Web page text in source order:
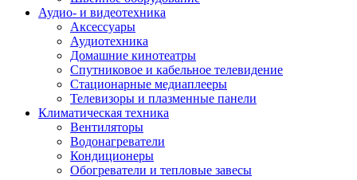
Аудио- и видеотехника
Аксессуары
Аудиотехника
Домашние кинотеатры
Спутниковое и кабельное телевидение
Стационарные медиаплееры
Телевизоры и плазменные панели
Климатическая техника
Вентиляторы
Водонагреватели
Кондиционеры
Обогреватели и тепловые завесы